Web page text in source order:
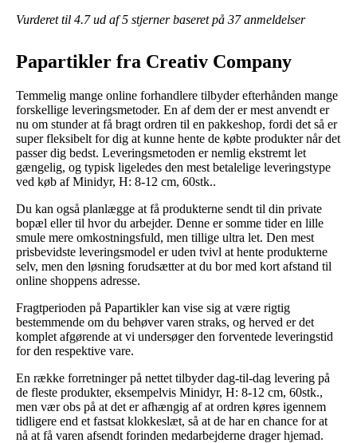
Vurderet til 4.7ud af 5 stjerner baseret på 37anmeldelser
Papartikler fra Creativ Company
Temmelig mange online forhandlere tilbyder efterhånden mange
forskellige leveringsmetoder. En af dem der er mest anvendt er
nu om stunder at få bragt ordren til en pakkeshop, fordi det så er
super fleksibelt for dig at kunne hente de købte produkter når det
passer dig bedst. Leveringsmetoden er nemlig ekstremt let
gængelig, og typisk ligeledes den mest betalelige leveringstype
ved køb af Minidyr, H: 8-12 cm, 60stk..
Du kan også planlægge at få produkterne sendt til din private
bopæl eller til hvor du arbejder. Denne er somme tider en lille
smule mere omkostningsfuld, men tillige ultra let. Den mest
prisbevidste leveringsmodel er uden tvivl at hente produkterne
selv, men den løsning forudsætter at du bor med kort afstand til
online shoppens adresse.
Fragtperioden på Papartikler kan vise sig at være rigtig
bestemmende om du behøver varen straks, og herved er det
komplet afgørende at vi undersøger den forventede leveringstid
for den respektive vare.
En række forretninger på nettet tilbyder dag-til-dag levering på
de fleste produkter, eksempelvis Minidyr, H: 8-12 cm, 60stk.,
men vær obs på at det er afhængig af at ordren køres igennem
tidligere end et fastsat klokkeslæt, så at de har en chance for at
nå at få varen afsendt forinden medarbejderne drager hjemad.